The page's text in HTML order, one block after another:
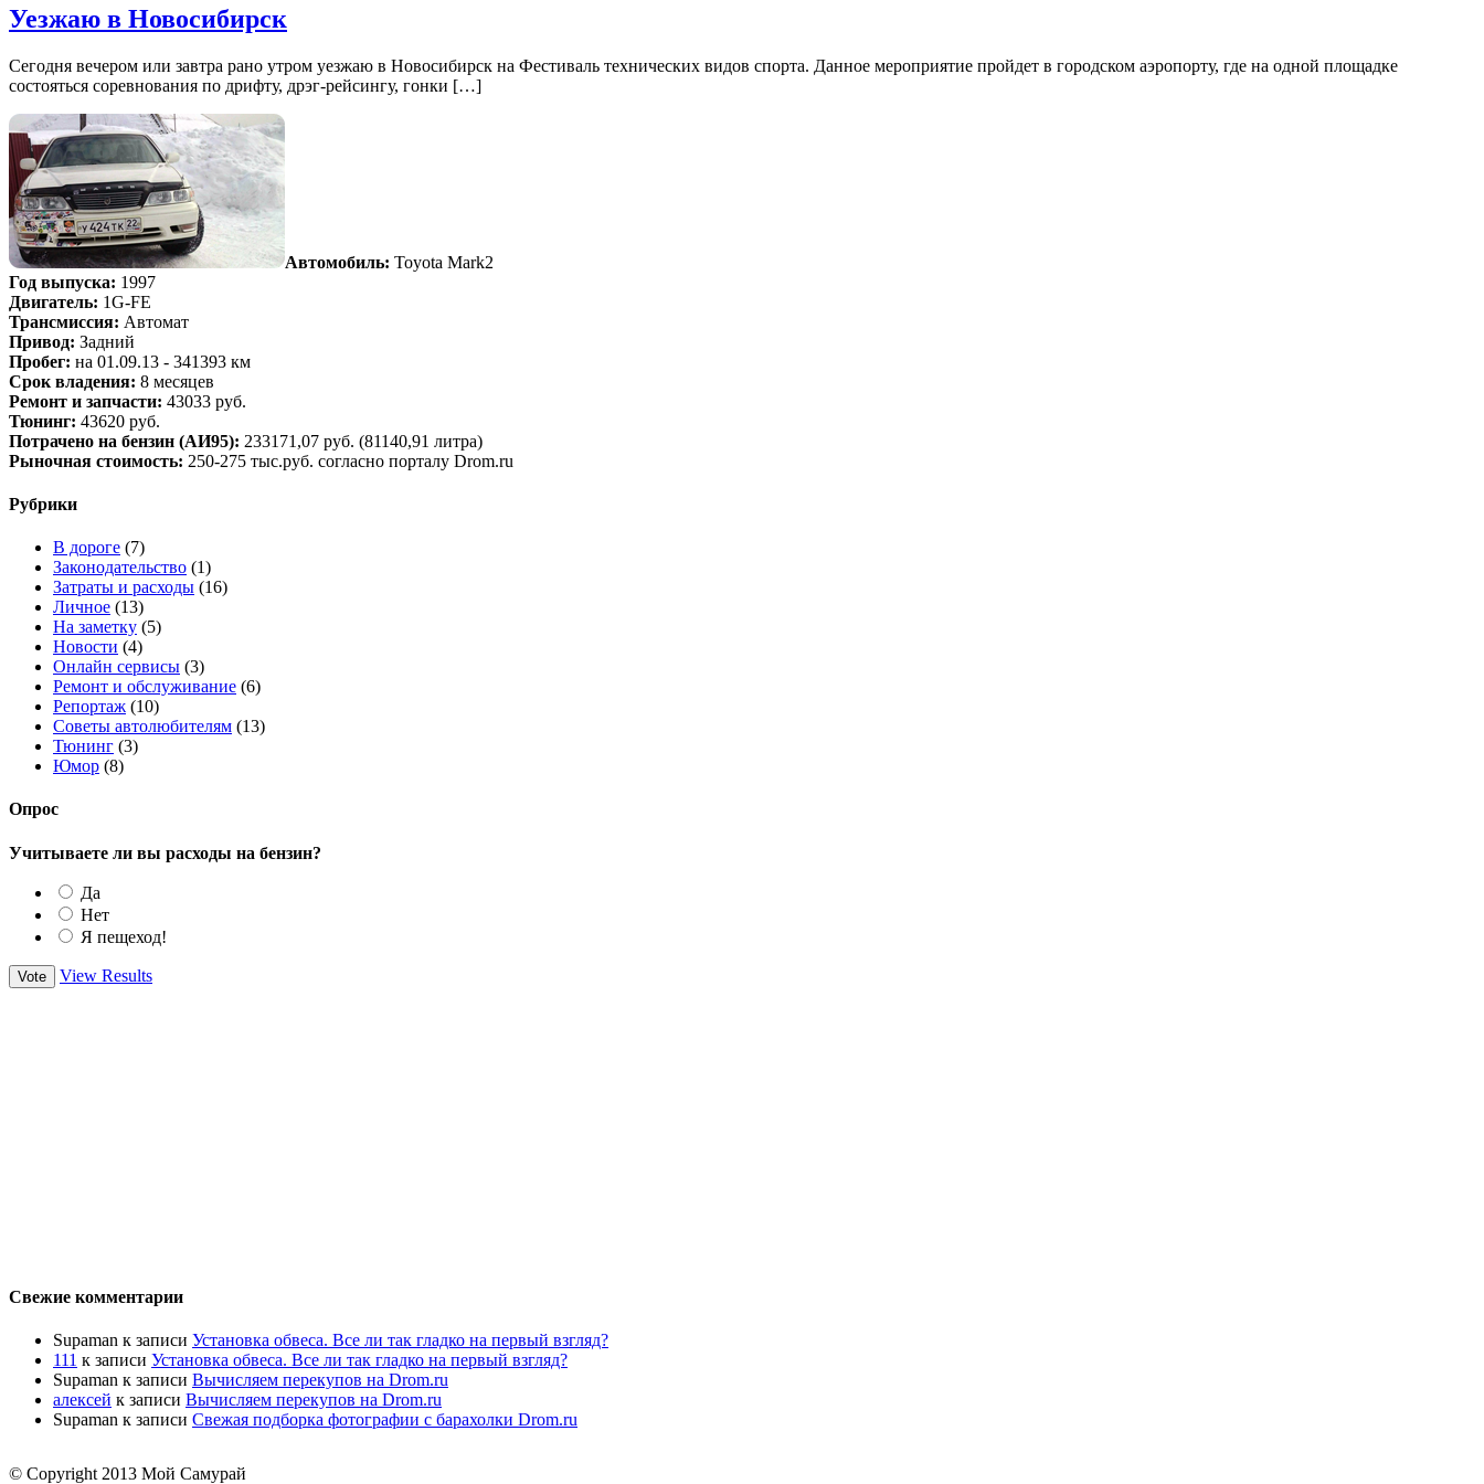
Уезжаю в Новосибирск
Сегодня вечером или завтра рано утром уезжаю в Новосибирск на Фестиваль технических видов спорта. Данное мероприятие пройдет в городском аэропорту, где на одной площадке
состояться соревнования по дрифту, дрэг-рейсингу, гонки […]
Автомобиль: Toyota Mark2
Год выпуска: 1997
Двигатель: 1G-FE
Трансмиссия: Автомат
Привод: Задний
Пробег: на 01.09.13 - 341393 км
Срок владения: 8 месяцев
Ремонт и запчасти: 43033 руб.
Тюнинг: 43620 руб.
Потрачено на бензин (АИ95): 233171,07 руб. (81140,91 литра)
Рыночная стоимость: 250-275 тыс.руб. согласно порталу Drom.ru
Рубрики
В дороге (7)
Законодательство (1)
Затраты и расходы (16)
Личное (13)
На заметку (5)
Новости (4)
Онлайн сервисы (3)
Ремонт и обслуживание (6)
Репортаж (10)
Советы автолюбителям (13)
Тюнинг (3)
Юмор (8)
Опрос
Учитываете ли вы расходы на бензин?
Да
Нет
Я пещеход!
View Results
Свежие комментарии
Supaman к записи Установка обвеса. Все ли так гладко на первый взгляд?
111 к записи Установка обвеса. Все ли так гладко на первый взгляд?
Supaman к записи Вычисляем перекупов на Drom.ru
алексей к записи Вычисляем перекупов на Drom.ru
Supaman к записи Свежая подборка фотографии с барахолки Drom.ru
© Copyright 2013 Мой Самурай